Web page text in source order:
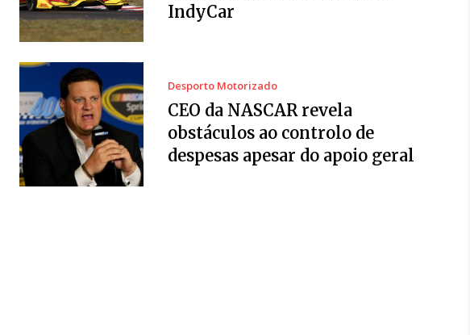
IndyCar
Desporto Motorizado
CEO da NASCAR revela
obstáculos ao controlo de
despesas apesar do apoio geral